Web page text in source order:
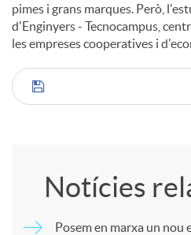
pimes i grans marques. Però,
d'Enginyers - Tecnocampus,
les empreses cooperatives i
C
Notícies
Posem en marxa un nou